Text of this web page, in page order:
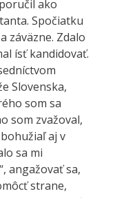
ako
Spočiatku
záväzne. Zdalo
ísť kandidovať.
Slovenska,
som sa
som zvažoval,
aj v
sa mi
angažovať sa,
strane,